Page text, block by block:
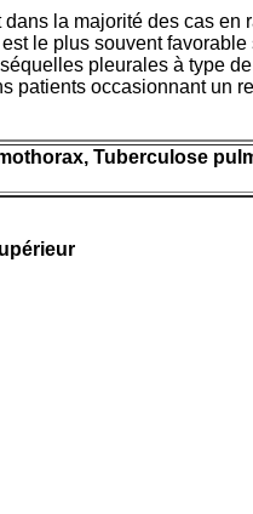
la majorité des cas en
le plus souvent
pleurales à type
patients occasionnant un
Tuberculose